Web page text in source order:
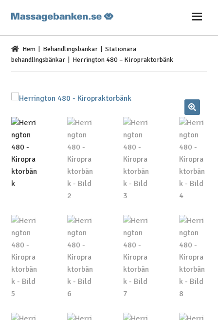
Hoppa
Hoppa
Hem Behandlingsbänkar |Stationära
behandlingsbänkar| Herrington 480 – Kiropraktorbänk